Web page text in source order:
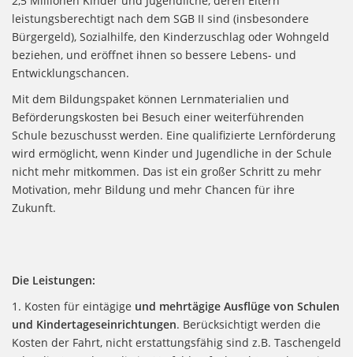
leistungsberechtigt nach dem SGB II sind (insbesondere
Bürgergeld), Sozialhilfe, den Kinderzuschlag oder Wohngeld
beziehen, und eröffnet ihnen so bessere Lebens- und
Entwicklungschancen.
Mit dem Bildungspaket können Lernmaterialien und
Beförderungskosten bei Besuch einer weiterführenden
Schule bezuschusst werden. Eine qualifizierte Lernförderung
wird ermöglicht, wenn Kinder und Jugendliche in der Schule
nicht mehr mitkommen. Das ist ein großer Schritt zu mehr
Motivation, mehr Bildung und mehr Chancen für ihre
Zukunft.
Die Leistungen:
1. Kosten für eintägige und mehrtägige Ausflüge von Schulen
und Kindertageseinrichtungen. Berücksichtigt werden die
Kosten der Fahrt, nicht erstattungsfähig sind z.B. Taschengeld